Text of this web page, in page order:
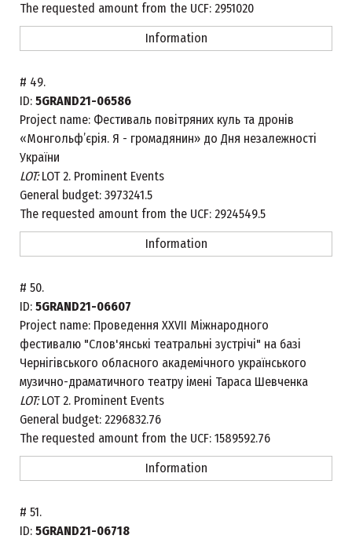
The requested amount from the UCF: 2951020
Information
# 49.
ID: 5GRAND21-06586
Project name: Фестиваль повітряних куль та дронів
«Монгольф’єрія. Я - громадянин» до Дня незалежності
України
LOT:LOT 2. Prominent Events
General budget: 3973241.5
The requested amount from the UCF: 2924549.5
Information
# 50.
ID: 5GRAND21-06607
Project name: Проведення XXVII Міжнародного
фестивалю "Слов'янські театральні зустрічі" на базі
Чернігівського обласного академічного українського
музично-драматичного театру імені Тараса Шевченка
LOT:LOT 2. Prominent Events
General budget: 2296832.76
The requested amount from the UCF: 1589592.76
Information
# 51.
ID: 5GRAND21-06718